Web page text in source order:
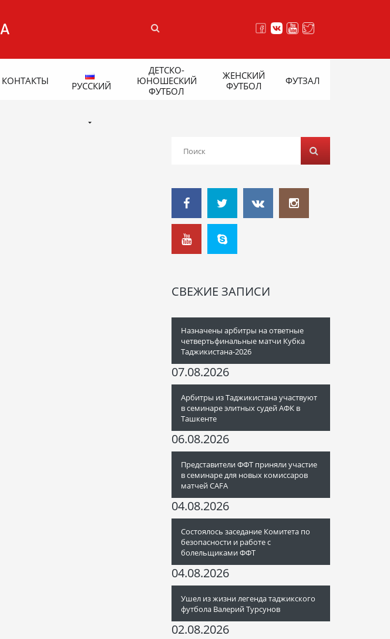
КОНТАКТЫ РУССКИЙ
ДЕТСКО-
ЮНОШЕСКИЙ
ФУТБОЛ
ЖЕНСКИЙ
ФУТБОЛ
ФУТЗАЛ
СВЕЖИЕ ЗАПИСИ
Назначены арбитры на ответные
четвертьфинальные матчи Кубка
Таджикистана-2026
07.08.2026
Арбитры из Таджикистана участвуют
в семинаре элитных судей АФК в
Ташкенте
06.08.2026
Представители ФФТ приняли участие
в семинаре для новых комиссаров
матчей CAFA
04.08.2026
Состоялось заседание Комитета по
безопасности и работе с
болельщиками ФФТ
04.08.2026
Ушел из жизни легенда таджикского
футбола Валерий Турсунов
02.08.2026